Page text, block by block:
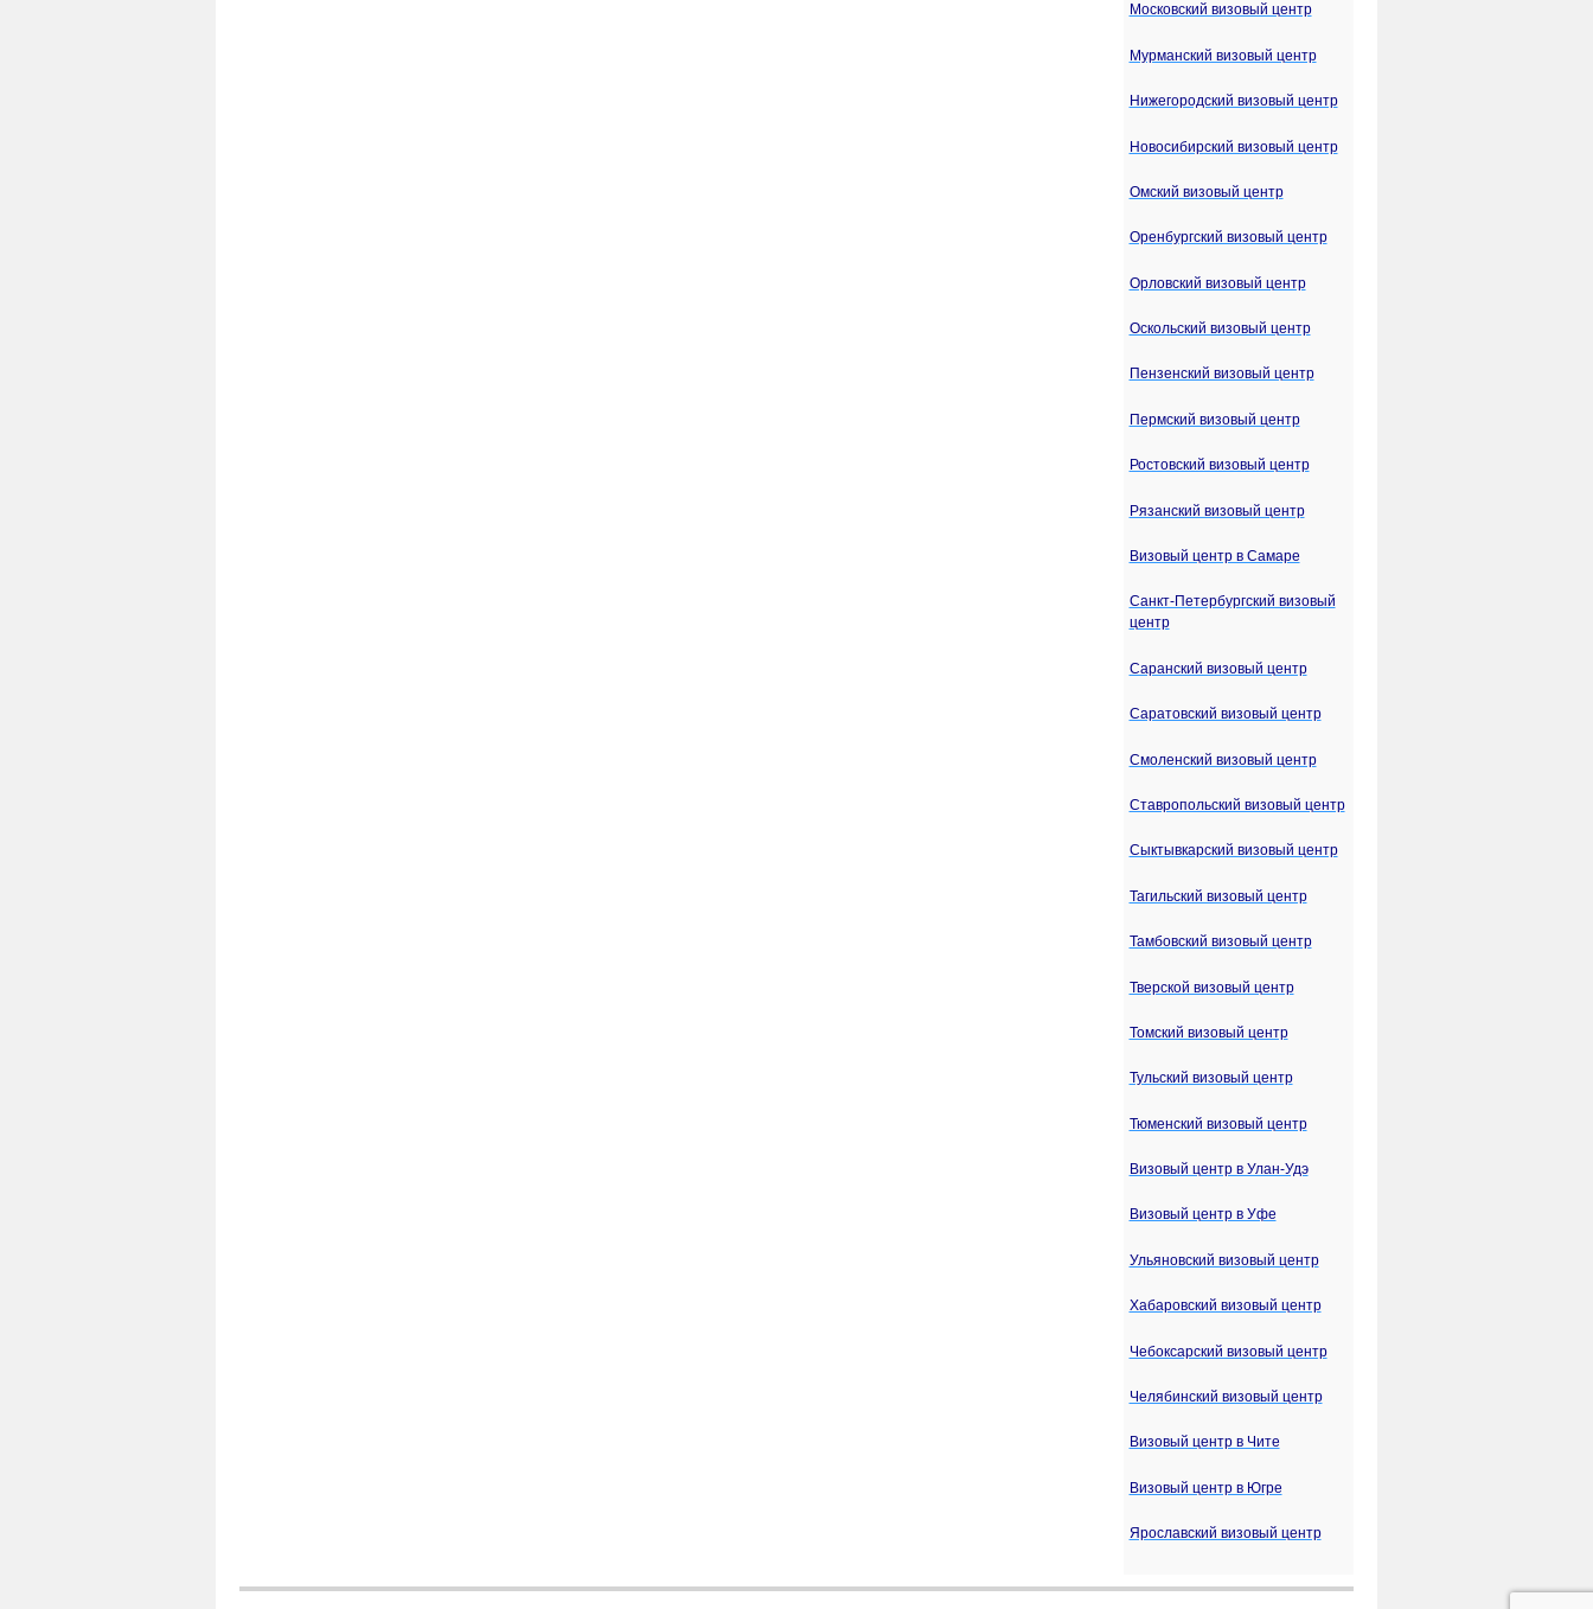
Московский визовый центр
Мурманский визовый центр
Нижегородский визовый центр
Новосибирский визовый центр
Омский визовый центр
Оренбургский визовый центр
Орловский визовый центр
Оскольский визовый центр
Пензенский визовый центр
Пермский визовый центр
Ростовский визовый центр
Рязанский визовый центр
Визовый центр в Самаре
Санкт-Петербургский визовый
центр
Саранский визовый центр
Саратовский визовый центр
Смоленский визовый центр
Ставропольский визовый центр
Сыктывкарский визовый центр
Тагильский визовый центр
Тамбовский визовый центр
Тверской визовый центр
Томский визовый центр
Тульский визовый центр
Тюменский визовый центр
Визовый центр в Улан-Удэ
Визовый центр в Уфе
Ульяновский визовый центр
Хабаровский визовый центр
Чебоксарский визовый центр
Челябинский визовый центр
Визовый центр в Чите
Визовый центр в Югре
Ярославский визовый центр